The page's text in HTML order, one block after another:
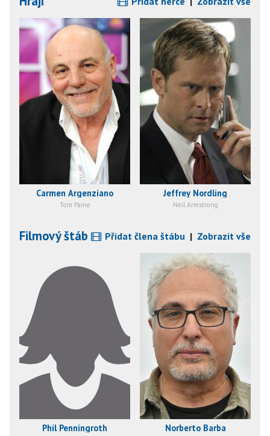
Carmen Argenziano
Tom Paine
Jeffrey Nordling
Neil Armstrong
Filmový štáb Přidat člena štábu | Zobrazit vše
Phil Penningroth Norberto Barba